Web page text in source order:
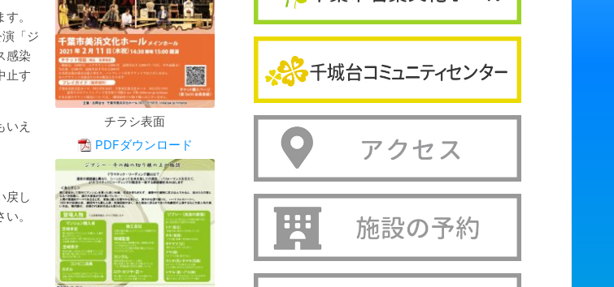
チラシ表面
PDFダウンロード
。
「ジ
感染
止す
え
戻し
。